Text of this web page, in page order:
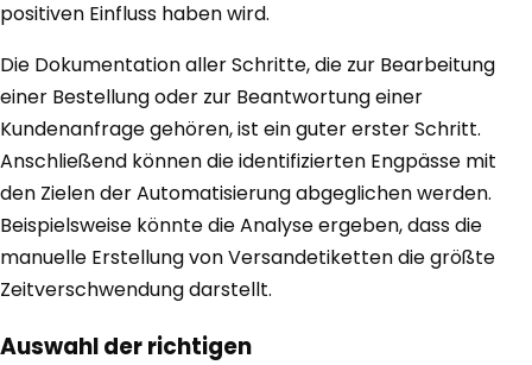
positiven Einfluss haben wird.
Die Dokumentation aller Schritte, die zur Bearbeitung
einer Bestellung oder zur Beantwortung einer
Kundenanfrage gehören, ist ein guter erster Schritt.
Anschließend können die identifizierten Engpässe mit
den Zielen der Automatisierung abgeglichen werden.
Beispielsweise könnte die Analyse ergeben, dass die
manuelle Erstellung von Versandetiketten die größte
Zeitverschwendung darstellt.
Auswahl der richtigen